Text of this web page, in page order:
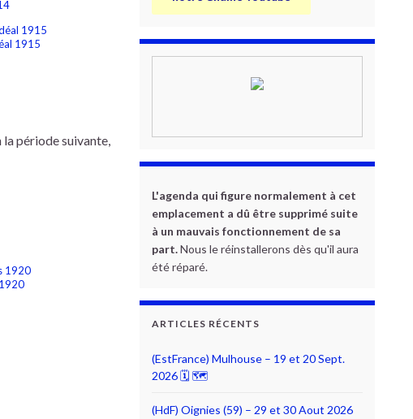
1915
période suivante,
L'agenda qui figure normalement à cet
emplacement a dû être supprimé suite
à un mauvais fonctionnement de sa
part.Nous le réinstallerons dès qu'il aura
été réparé.
ARTICLES RÉCENTS
(EstFrance) Mulhouse – 19 et 20 Sept.
2026 🗓 🗺
(HdF) Oignies (59) – 29 et 30 Aout 2026